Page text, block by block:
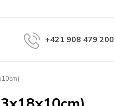
+421 908 479 200